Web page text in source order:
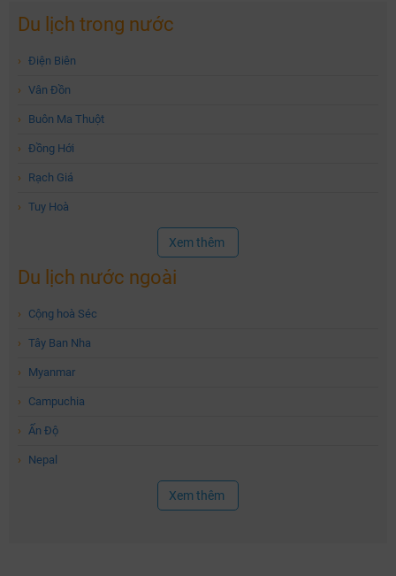
Du lịch trong nước
› Điện Biên
› Vân Đồn
› Buôn Ma Thuột
› Đồng Hới
› Rạch Giá
› Tuy Hoà
Xem thêm
Du lịch nước ngoài
› Cộng hoà Séc
› Tây Ban Nha
› Myanmar
› Campuchia
› Ấn Độ
› Nepal
Xem thêm